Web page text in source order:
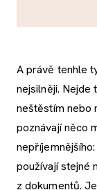
A právě tenhle
nejsilněji. Nejde
neštěstím nebo
poznávají něco
používají stejné
z dokumentů.